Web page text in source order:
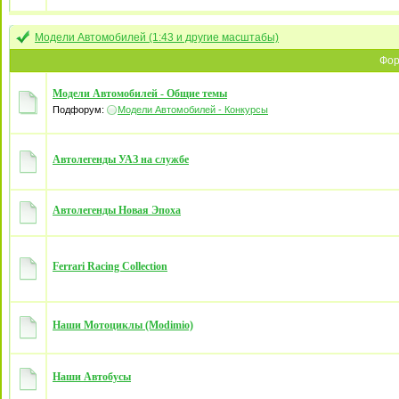
Модели Автомобилей (1:43 и другие масштабы)
Модели Автомобилей - Общие темы
Подфорум: Модели Автомобилей - Конкурсы
Автолегенды УАЗ на службе
Автолегенды Новая Эпоха
Ferrari Racing Collection
Наши Мотоциклы (Modimio)
Наши Автобусы